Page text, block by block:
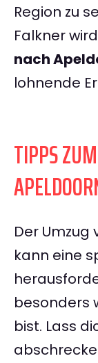
Region zu
Falkner
nach
lohnende
TIPPS
Der Umzug
kann eine
besonders
bist. Lass